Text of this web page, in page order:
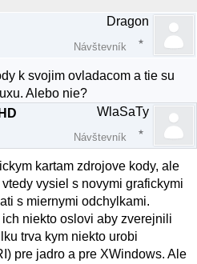
Dragon
Návštevník
k svojim ovladacom a tie su
Alebo nie?
WlaSaTy
Návštevník
kartam zdrojove kody, ale
vysiel s novymi grafickymi
s miernymi odchylkami.
niekto oslovi aby zverejnili
trva kym niekto urobi
pre jadro a pre XWindows. Ale